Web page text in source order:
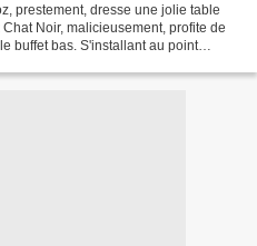
prestement, dresse une jolie table
Noir, malicieusement, profite de
buffet bas. S'installant au point